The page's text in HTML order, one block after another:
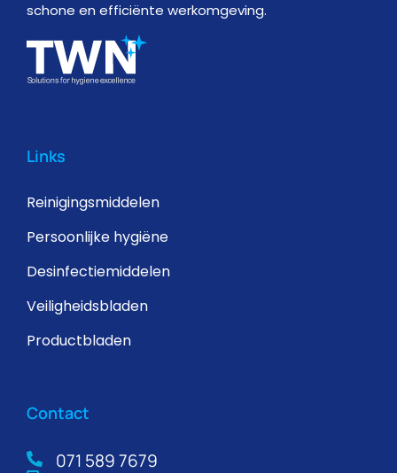
schone en efficiënte werkomgeving.
Links
Reinigingsmiddelen
Persoonlijke hygiëne
Desinfectiemiddelen
Veiligheidsbladen
Productbladen
Contact
071 589 7679